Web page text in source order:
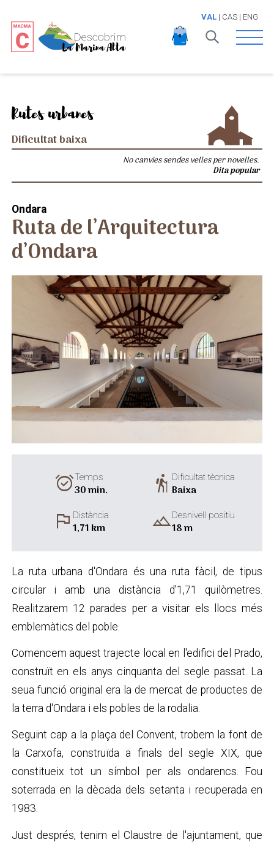
VAL| CAS| ENG
Open
Rutes urbanes
Dificultat baixa
No canvies sendes velles per novelles.
Dita popular
Ondara
Ruta de l’Arquitectura
d’Ondara
alarm_onTemps
30 min. hiking Dificultat tècnica
Baixa
flagDistància
1,71 km landscapeDesnivell positiu
18 m
La ruta urbana d'Ondara és una ruta fàcil, de tipus
circular i amb una distància d'1,71 quilòmetres.
Realitzarem 12 parades per a visitar els llocs més
emblemàtics del poble.
Comencem aquest trajecte local en l'edifici del Prado,
construït en els anys cinquanta del segle passat. La
seua funció original era la de mercat de productes de
la terra d'Ondara i els pobles de la rodalia.
Seguint cap a la plaça del Convent, trobem la font de
la Carxofa, construïda a finals del segle XIX, que
constitueix tot un símbol per als ondarencs. Fou
soterrada en la dècada dels setanta i recuperada en
1983.
Just després, tenim el Claustre de l'ajuntament, que